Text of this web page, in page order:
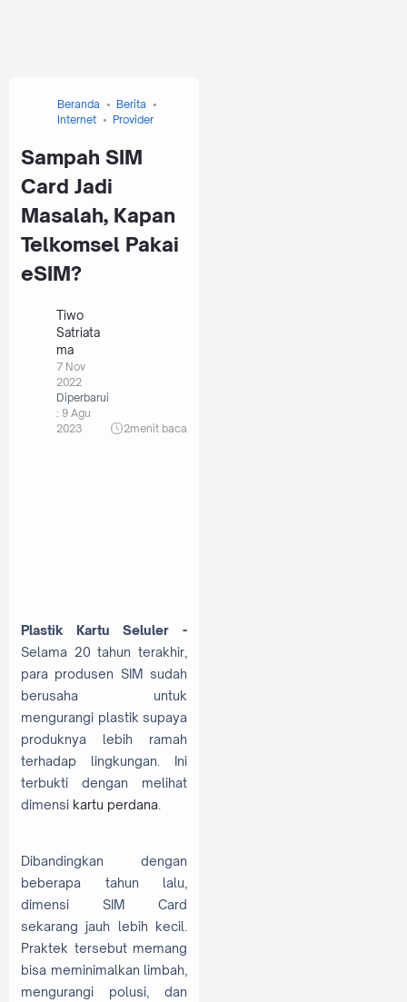
Beranda
Berita
Internet
Provider
Sampah SIM
Card Jadi
Masalah, Kapan
Telkomsel Pakai
eSIM?
Tiwo
Satriata
ma
7 Nov
2022
Diperbarui
: 9 Agu
2023
2menit baca
Plastik Kartu Seluler -
Selama 20 tahun terakhir,
para produsen SIM sudah
berusaha untuk
mengurangi plastik supaya
produknya lebih ramah
terhadap lingkungan. Ini
terbukti dengan melihat
dimensi kartu perdana
Dibandingkan dengan
beberapa tahun lalu,
dimensi SIM Card
sekarang jauh lebih kecil.
Praktek tersebut memang
bisa meminimalkan limbah,
mengurangi polusi, dan